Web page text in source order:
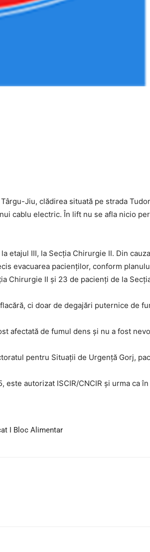
Jiu, clădirea situată pe strada
cablu electric. În lift nu se afla nicio
etajul III, la Secția Chirurgie II. Din
evacuarea pacienților, conform
Chirurgie II și 23 de pacienți de la
ci doar de degajări puternice de
afectată de fumul dens și nu a fost
pentru Situații de Urgență Gorj,
autorizat ISCIR/CNCIR și urma ca
I Bloc Alimentar